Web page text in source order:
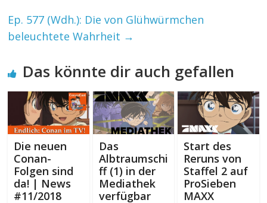
Ep. 577 (Wdh.): Die von Glühwürmchen
beleuchtete Wahrheit →
Das könnte dir auch gefallen
Die neuen
Conan-
Folgen sind
da! | News
#11/2018
Das
Albtraumschi
ff (1) in der
Mediathek
verfügbar
Start des
Reruns von
Staffel 2 auf
ProSieben
MAXX